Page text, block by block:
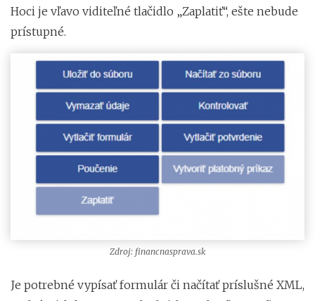
Hoci je vľavo viditeľné tlačidlo „Zaplatiť“, ešte nebude
prístupné.
Zdroj: financnasprava.sk
Je potrebné vypísať formulár či načítať príslušné XML,